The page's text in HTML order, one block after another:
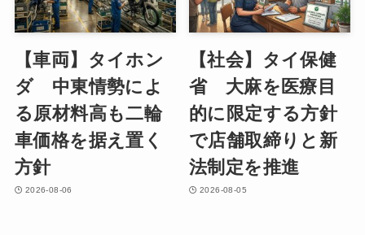
【車両】タイホン
ダ 中東情勢によ
る原材料高も二輪
車価格を据え置く
方針
2026-08-06
【社会】タイ保健
省 大麻を医療目
的に限定する方針
で店舗取締りと新
法制定を推進
2026-08-05